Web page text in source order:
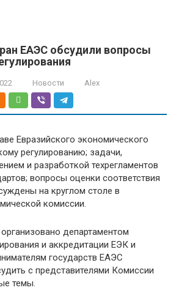
ЕАЭС обсудили вопросы
Новости Alex
Евразийского экономического
регулированию; задачи,
и разработкой техрегламентов
вопросы оценки соответствия
на круглом столе в
комиссии.
департаментом
и аккредитации ЕЭК и
государств ЕАЭС
с представителями Комиссии
темы.